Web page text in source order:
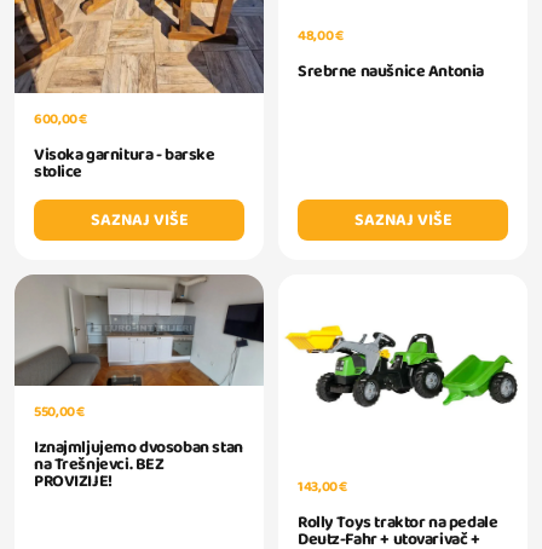
600,00 €
Visoka garnitura - barske
stolice
SAZNAJ VIŠE
48,00 €
Srebrne naušnice Antonia
SAZNAJ VIŠE
550,00 €
Iznajmljujemo dvosoban stan
na Trešnjevci. BEZ
PROVIZIJE! 143,00 €
Rolly Toys traktor na pedale
Deutz-Fahr + utovarivač +